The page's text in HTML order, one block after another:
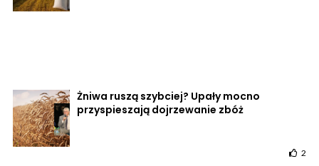
Żniwa ruszą szybciej? Upały mocno
przyspieszają dojrzewanie zbóż
2